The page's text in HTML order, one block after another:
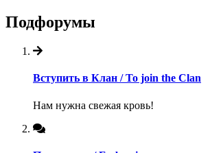
Подфорумы
Вступить в Клан / To join the Clan
Нам нужна свежая кровь!